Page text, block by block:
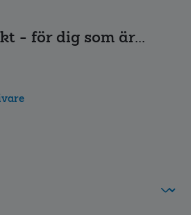
- för dig som är...